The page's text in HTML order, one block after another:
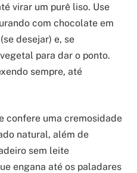
virar um purê liso. Use
com chocolate em
desejar) e, se
para dar o ponto.
sempre, até
confere uma cremosidade
natural, além de
sem leite
engana até os paladares